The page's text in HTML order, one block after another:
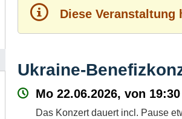
Diese Veranstaltung
Ukraine-
Mo 22.06.2026, von
Das Konzert dauert incl. Pause